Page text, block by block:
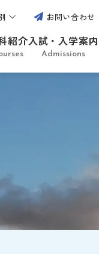
紹介入試・入学案内
Admissions
お問い合わせ